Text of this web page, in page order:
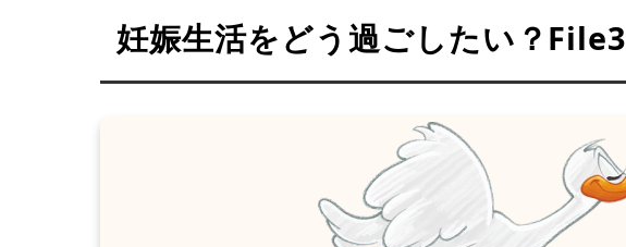
妊娠生活をどう過ごしたい？File3